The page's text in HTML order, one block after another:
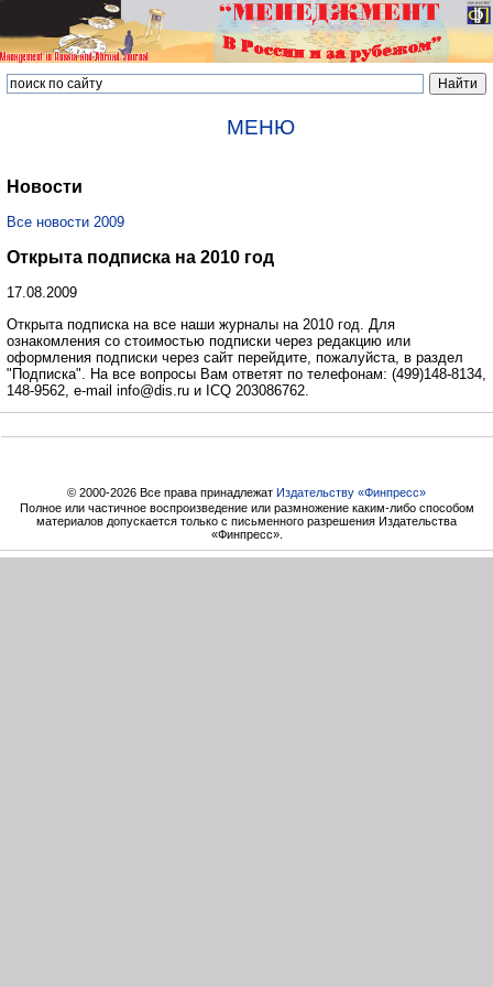
МЕНЮ
Новости
Все новости 2009
Открыта подписка на 2010 год
17.08.2009
Открыта подписка на все наши журналы на 2010 год. Для
ознакомления со стоимостью подписки через редакцию или
оформления подписки через сайт перейдите, пожалуйста, в раздел
"Подписка". На все вопросы Вам ответят по телефонам: (499)148-8134,
148-9562, e-mail info@dis.ru и ICQ 203086762.
© 2000-2026 Все права принадлежат Издательству «Финпресс»
Полное или частичное воспроизведение или размножение каким-либо способом
материалов допускается только с письменного разрешения Издательства
«Финпресс».